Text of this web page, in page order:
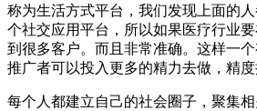
称为生活方式平台，我们发现上面的
个社交应用平台，所以如果医疗行业
到很多客户。而且非常准确。这样一
推广者可以投入更多的精力去做，精度
每个人都建立自己的社会圈子，聚集